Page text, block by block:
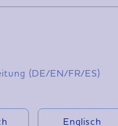
(DE/EN/FR/ES)
Englisch